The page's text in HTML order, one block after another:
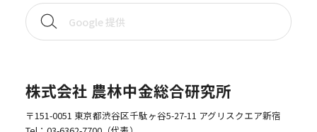
株式会社 農林中金総合研究所
〒151-0051 東京都渋谷区千駄ヶ谷5-27-11 アグリスクエア新宿